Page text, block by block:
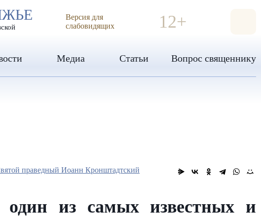
Версия для
слабовидящих
12+
Медиа Статьи Вопрос священнику
праведный Иоанн Кронштадтский
из самых известных и